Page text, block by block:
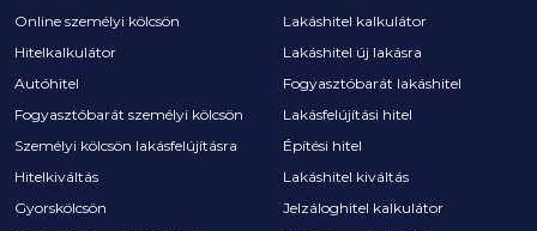
Online személyi kölcsön
Hitelkalkulátor
Autóhitel
Fogyasztóbarát személyi kölcsön
Személyi kölcsön lakásfelújításra
Hitelkiváltás
Gyorskölcsön
Lakáshitel kalkulátor
Lakáshitel új lakásra
Fogyasztóbarát lakáshitel
Lakásfelújítási hitel
Építési hitel
Lakáshitel kiváltás
Jelzáloghitel kalkulátor